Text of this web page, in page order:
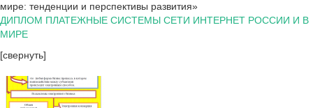
мире: тенденции и перспективы развития»
ДИПЛОМ ПЛАТЕЖНЫЕ СИСТЕМЫ СЕТИ ИНТЕРНЕТ РОССИИ И В
МИРЕ
[свернуть]